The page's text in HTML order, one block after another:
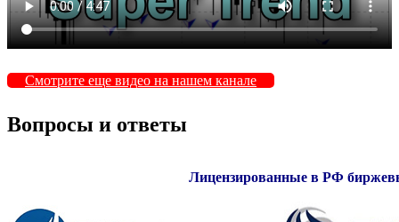
Смотрите еще видео на нашем канале
Вопросы и ответы
Лицензированные в РФ